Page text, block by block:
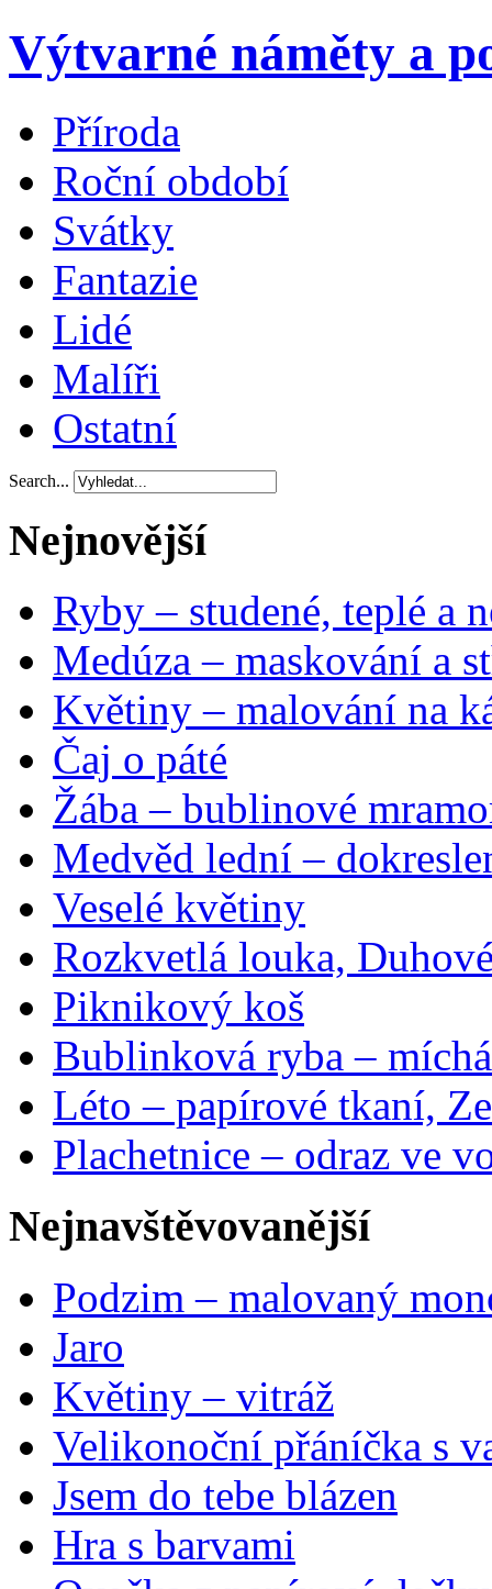
Výtvarné náměty a
Příroda
Roční období
Svátky
Fantazie
Lidé
Malíři
Ostatní
Search...
Nejnovější
Ryby – studené, teplé a
Medúza – maskování a
Květiny – malování na
Čaj o páté
Žába – bublinové
Medvěd lední –
Veselé květiny
Rozkvetlá louka,
Piknikový koš
Bublinková ryba –
Léto – papírové tkaní,
Plachetnice – odraz ve
Nejnavštěvovanější
Podzim – malovaný
Jaro
Květiny – vitráž
Velikonoční přáníčka s
Jsem do tebe blázen
Hra s barvami